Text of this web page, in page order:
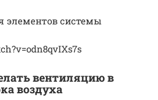
элементов системы
вентиляцию в
воздуха